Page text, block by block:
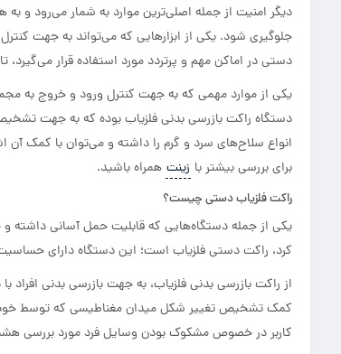
دیگر امنیت از جمله اصلی‌ترین موارد به شمار می‌رود و به
جلوگیری شود. یکی از ابزارهایی که می‌تواند به جهت
دستی در اماکن مهم و پرتردد مورد استفاده قرار
یکی از موارد مهمی ‌که به جهت کنترل ورود و خروج به
دستگاه راکت بازرسی بدنی فلزیاب بوده که به جهت
انواع سلاح‌های سرد و گرم را داشته و می‌توان با کمک
برای بررسی بیشتر با زینت همراه باشید.
راکت فلزیاب دستی چیست؟
یکی از جمله دستگاه‌هایی که قابلیت حمل آسانی داشته و
کرد، راکت دستی فلزیاب است؛ این دستگاه دارای
از راکت بازرسی بدنی فلزیاب، به جهت بازرسی بدنی افراد
کمک تشخیص تغییر شکل میدان مغناطیسی که توسط خود
کاربر در خصوص مشکوک بودن وسایل فرد مورد بررسی